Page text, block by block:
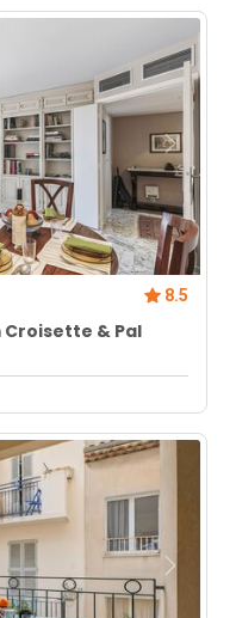
8.5
& Pal